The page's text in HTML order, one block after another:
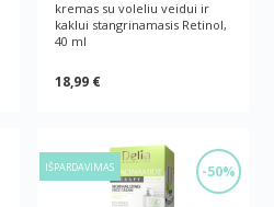
kremas su voleliu veidui ir
kaklui stangrinamasis Retinol,
40 ml
18,99 €
-50%
IŠPARDAVIMAS